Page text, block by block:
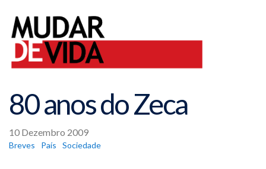
80 anos do Zeca
10 Dezembro 2009
Breves País Sociedade